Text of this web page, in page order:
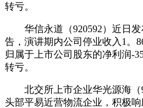
转亏。
华信永道（920592）近日发
告，演讲期内公司停业收入1。
归属于上市公司股东的净利润-
转亏。
北交所上市企业华光源海（
头部平易近营物流企业，积极